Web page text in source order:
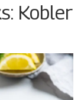
Kobler